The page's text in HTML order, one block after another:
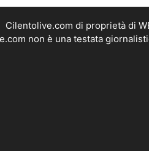
Cilentolive.com di proprietà di
non è una testata